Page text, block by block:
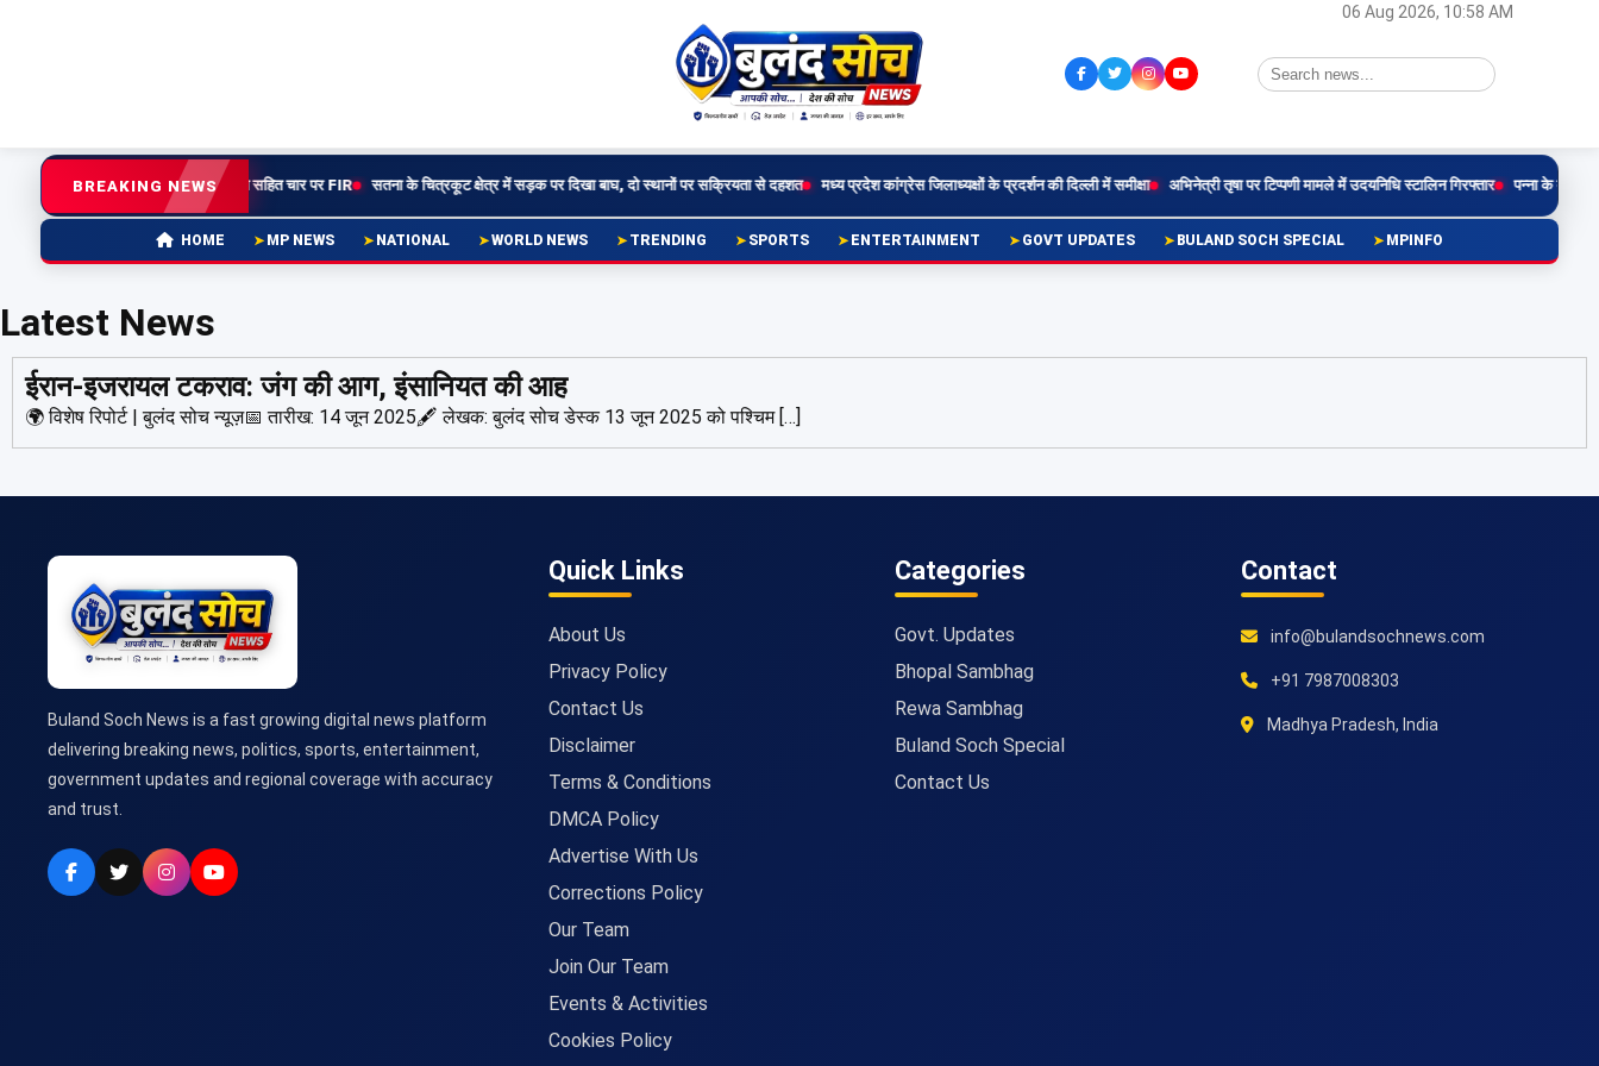
06 Aug 2026, 10:58 AM
BREAKING NEWS
से नवविवाहिता की आत्महत्या, पति सहित चार पर FIR सतना के चित्रकूट क्षेत्र में सड़क पर दिखा बाघ, दो स्थानों पर सक्रियता से दहशत मध्य प्रदेश कांग्रेस जिलाध्यक्षों के प्रदर्शन की दिल्ली में समीक्षा अभिनेत्री तृषा पर टिप्पणी मामले में उदयनिधि स्टालिन गिरफ्तार पन्ना के बृहस्पति
HOME MP NEWS NATIONAL WORLD NEWS TRENDING SPORTS ENTERTAINMENT GOVT UPDATES BULAND SOCH SPECIAL MPINFO
Latest News
ईरान-इजरायल टकराव: जंग की आग, इंसानियत की आह
🌍 विशेष रिपोर्ट | बुलंद सोच न्यूज़📅 तारीख: 14 जून 2025🖋 लेखक: बुलंद सोच डेस्क 13 जून 2025 को पश्चिम […]
Buland Soch News is a fast growing digital news platform
delivering breaking news, politics, sports, entertainment,
government updates and regional coverage with accuracy
and trust.
Quick Links
About Us
Privacy Policy
Contact Us
Disclaimer
Terms & Conditions
DMCA Policy
Advertise With Us
Corrections Policy
Our Team
Join Our Team
Events & Activities
Cookies Policy
Categories
Govt. Updates
Bhopal Sambhag
Rewa Sambhag
Buland Soch Special
Contact Us
Contact
info@bulandsochnews.com
+91 7987008303
Madhya Pradesh, India